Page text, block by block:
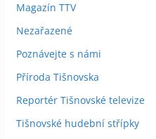
Magazín TTV
Nezařazené
Poznávejte s námi
Příroda Tišnovska
Reportér Tišnovské televize
Tišnovské hudební střípky